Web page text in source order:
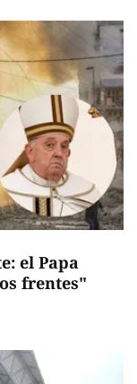
el Papa
frentes"